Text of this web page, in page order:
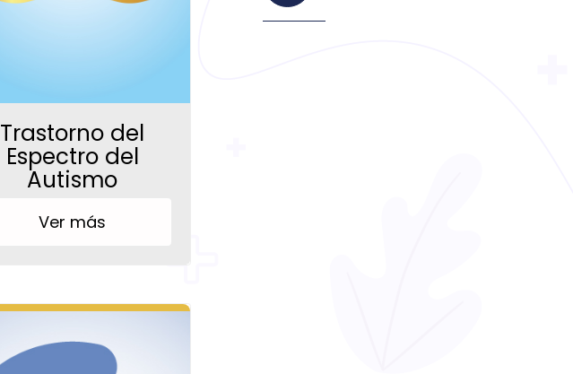
Trastorno del
Espectro del
Autismo
Ver más